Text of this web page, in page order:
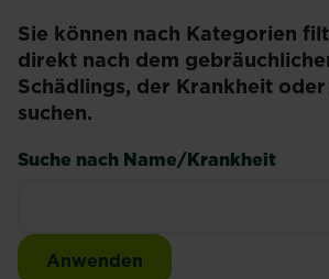
Sie können nach Kategorien
direkt nach dem
Schädlings, der Krankheit
suchen.
Suche nach Name/Krankheit